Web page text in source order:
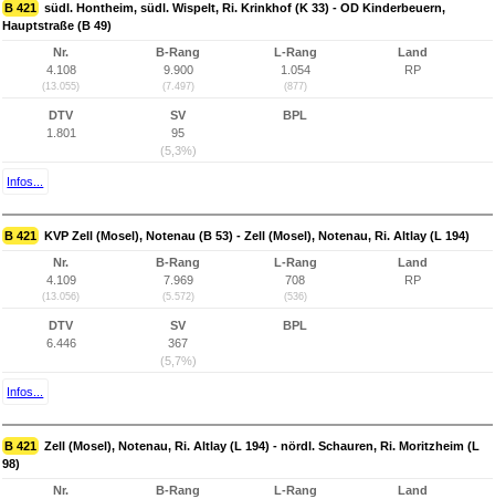
B 421 südl. Hontheim, südl. Wispelt, Ri. Krinkhof (K 33) - OD Kinderbeuern,
Hauptstraße (B 49)
Nr.
4.108
(13.055)
B-Rang
9.900
(7.497)
L-Rang
1.054
(877)
Land
RP
DTV
1.801
SV
95
(5,3%)
BPL
Infos...
B 421 KVP Zell (Mosel), Notenau (B 53) - Zell (Mosel), Notenau, Ri. Altlay (L 194)
Nr.
4.109
(13.056)
B-Rang
7.969
(5.572)
L-Rang
708
(536)
Land
RP
DTV
6.446
SV
367
(5,7%)
BPL
Infos...
B 421 Zell (Mosel), Notenau, Ri. Altlay (L 194) - nördl. Schauren, Ri. Moritzheim (L
98)
Nr.
B-Rang
L-Rang
Land